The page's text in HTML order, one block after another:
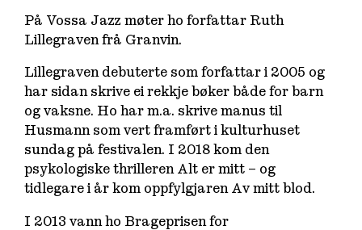
På Vossa Jazz møter ho forfattar Ruth
Lillegraven frå Granvin.
Lillegraven debuterte som forfattar i 2005 og
har sidan skrive ei rekkje bøker både for barn
og vaksne. Ho har m.a. skrive manus til
Husmannsom vert framført i kulturhuset
sundag på festivalen. I 2018 kom den
psykologiske thrilleren Alt er mitt – og
tidlegare i år kom oppfylgjaren Av mitt blod.
I 2013 vann ho Brageprisen for